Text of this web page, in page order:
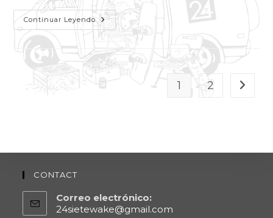
Continuar Leyendo
1 2
CONTACT
Correo electrónico:
24sietewake@gmail.com